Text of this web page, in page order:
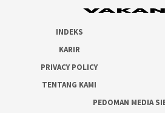
INDEKS
KARIR
PRIVACY POLICY
TENTANG KAMI
PEDOMAN MEDIA